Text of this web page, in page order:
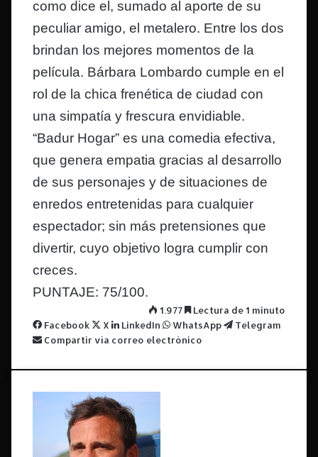
como dice el, sumado al aporte de su
peculiar amigo, el metalero. Entre los dos
brindan los mejores momentos de la
película. Bárbara Lombardo cumple en el
rol de la chica frenética de ciudad con
una simpatía y frescura envidiable.
“Badur Hogar” es una comedia efectiva,
que genera empatia gracias al desarrollo
de sus personajes y de situaciones de
enredos entretenidas para cualquier
espectador; sin más pretensiones que
divertir, cuyo objetivo logra cumplir con
creces.
PUNTAJE: 75/100.
1.977
Lectura de 1 minuto
Facebook
X LinkedIn WhatsApp
Telegram
Compartir vía correo electrónico